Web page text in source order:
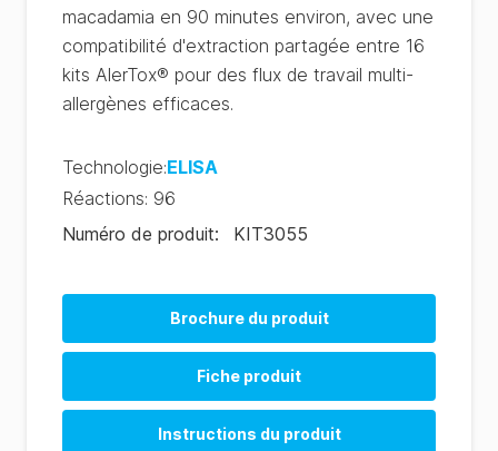
macadamia en 90 minutes environ, avec une
compatibilité d'extraction partagée entre 16
kits AlerTox® pour des flux de travail multi-
allergènes efficaces.
Technologie:ELISA
Réactions: 96
Numéro de produit: KIT3055
Brochure du produit
Allergen Product Range (CN)
Fiche produit
Instructions du produit